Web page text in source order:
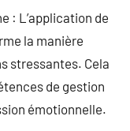
: L’application de
la manière
stressantes. Cela
de gestion
émotionnelle.